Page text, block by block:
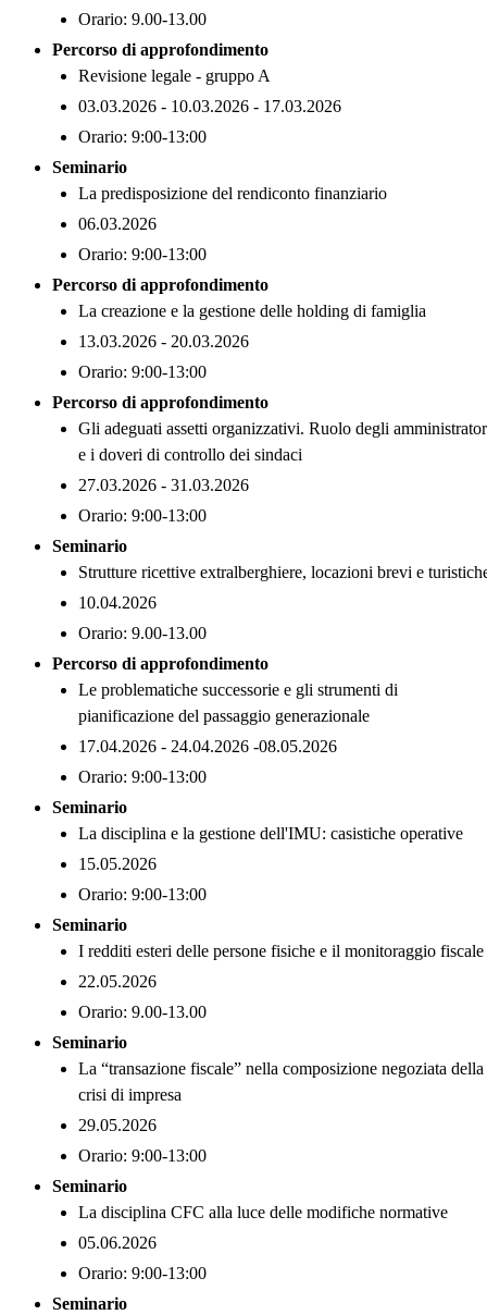
Orario: 9.00-13.00
Percorso di approfondimento
Revisione legale - gruppo A
03.03.2026 - 10.03.2026 - 17.03.2026
Orario: 9:00-13:00
Seminario
La predisposizione del rendiconto finanziario
06.03.2026
Orario: 9:00-13:00
Percorso di approfondimento
La creazione e la gestione delle holding di famiglia
13.03.2026 - 20.03.2026
Orario: 9:00-13:00
Percorso di approfondimento
Gli adeguati assetti organizzativi. Ruolo degli
e i doveri di controllo dei sindaci
27.03.2026 - 31.03.2026
Orario: 9:00-13:00
Seminario
Strutture ricettive extralberghiere, locazioni brevi e
10.04.2026
Orario: 9.00-13.00
Percorso di approfondimento
Le problematiche successorie e gli strumenti di
pianificazione del passaggio generazionale
17.04.2026 - 24.04.2026 -08.05.2026
Orario: 9:00-13:00
Seminario
La disciplina e la gestione dell'IMU: casistiche operative
15.05.2026
Orario: 9:00-13:00
Seminario
I redditi esteri delle persone fisiche e il monitoraggio fiscale
22.05.2026
Orario: 9.00-13.00
Seminario
La “transazione fiscale” nella composizione negoziata della
crisi di impresa
29.05.2026
Orario: 9:00-13:00
Seminario
La disciplina CFC alla luce delle modifiche normative
05.06.2026
Orario: 9:00-13:00
Seminario